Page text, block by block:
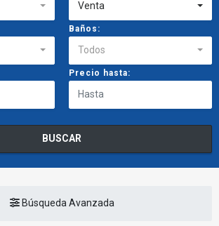
Venta
Baños:
Todos
Precio hasta:
BUSCAR
Búsqueda Avanzada